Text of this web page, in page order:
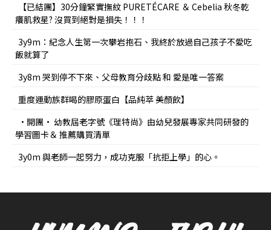
【已結團】30分鐘緊實撫紋 PURETÉCARE ＆ Cebelia 秋冬乾
癢肌救星? 沒買到絕對是損失！！！
3y9m：紀念人生第一次攀岩抱石、我終於放過自己孩子不愛吃
飯就算了
3y8m 哭到停不下來、父母教育分歧點 和 愛是唯一答案
重度運動族群喝的膠原蛋白【品純萃 美顏飲】
•開團• 幼教屆老字號《理特尚》由幼兒發展專家共同研發的
學習圖卡＆ 推薦購買清單
3y0m 與老師一起努力，成功克服「抗拒上學」的心。